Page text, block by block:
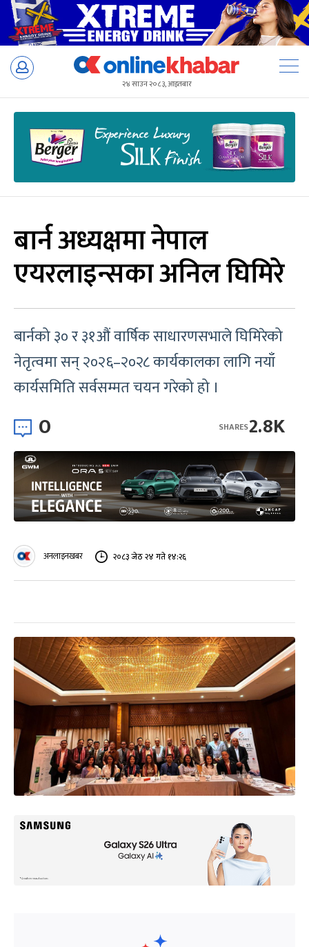
Skip
२४ साउन २०८३, आइतबार
बार्न अध्यक्षमा नेपाल
एयरलाइन्सका अनिल घिमिरे
बार्नको ३० र ३१औं वार्षिक साधारणसभाले घिमिरेको
नेतृत्वमा सन् २०२६–२०२८ कार्यकालका लागि नयाँ
कार्यसमिति सर्वसम्मत चयन गरेको हो ।
0 2.8K
SHARES
अनलाइनखबर २०८३ जेठ २४ गते १४:२६